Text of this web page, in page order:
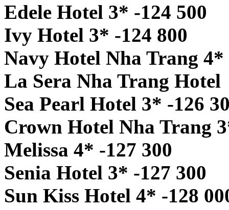
Edele Hotel 3* -124 500
Ivy Hotel 3* -124 800
Navy Hotel Nha Trang 4*
La Sera Nha Trang
Sea Pearl Hotel 3* -126
Crown Hotel Nha Trang
Melissa 4* -127 300
Senia Hotel 3* -127 300
Sun Kiss Hotel 4* -128